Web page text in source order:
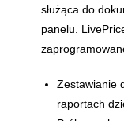
służąca do
panelu.
Zestawianie
raportach